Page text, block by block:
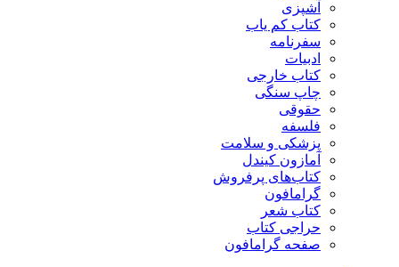
آشپزی
کتاب کم یاب
سفرنامه
ادبیات
کتاب خارجی
چاپ سنگی
حقوقی
فلسفه
پزشکی و سلامت
آمازون کیندل
کتاب‌های پرفروش
گرامافون
کتاب شعر
حراجی کتاب
صفحه گرامافون